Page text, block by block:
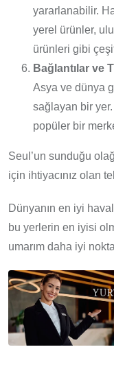
yararlanabilir.
yerel ürünler,
ürünleri gibi
Bağlantılar ve
Asya ve dünya
sağlayan bir
popüler bir
Seul’un sunduğu
için ihtiyacınız olan
Dünyanın en iyi
bu yerlerin en iyisi
umarım daha iyi